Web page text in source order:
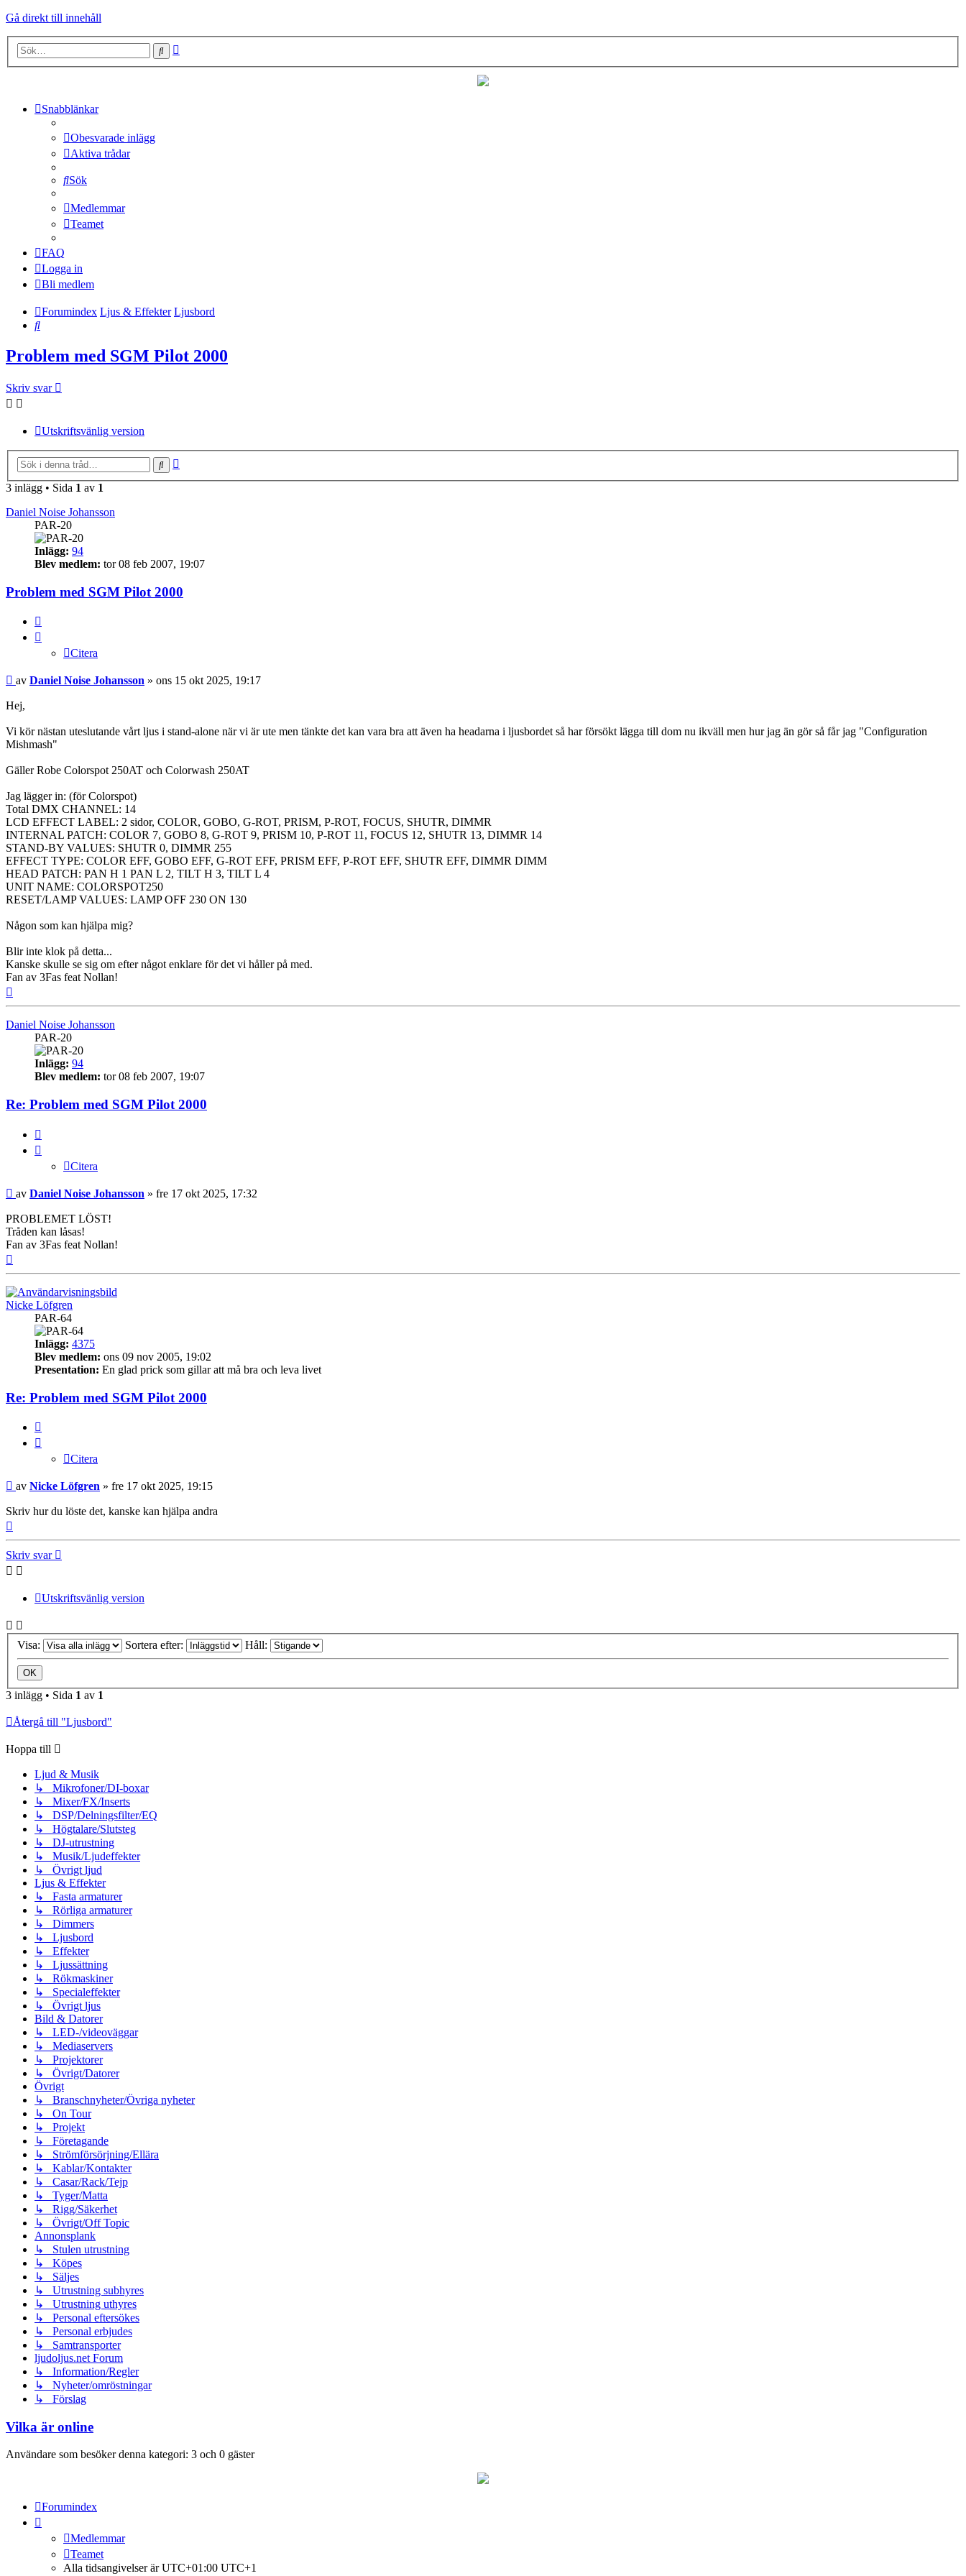
Gå direkt till innehåll
Sök
Snabblänkar
Obesvarade inlägg
Aktiva trådar
Sök
Medlemmar
Teamet
FAQ
Logga in
Bli medlem
Forumindex Ljus & Effekter Ljusbord
Sök
Problem med SGM Pilot 2000
Skriv svar
Utskriftsvänlig version
Sök
3 inlägg • Sida 1 av 1
Daniel Noise Johansson
PAR-20
Inlägg: 94
Blev medlem: tor 08 feb 2007, 19:07
Problem med SGM Pilot 2000
Citera
Inlägg
av Daniel Noise Johansson » ons 15 okt 2025, 19:17
Hej,
Vi kör nästan uteslutande vårt ljus i stand-alone när vi är ute men tänkte det kan vara bra att även ha headarna i ljusbordet så har försökt lägga till dom nu ikväll men hur jag än gör så får jag "Configuration
Mishmash"
Gäller Robe Colorspot 250AT och Colorwash 250AT
Jag lägger in: (för Colorspot)
Total DMX CHANNEL: 14
LCD EFFECT LABEL: 2 sidor, COLOR, GOBO, G-ROT, PRISM, P-ROT, FOCUS, SHUTR, DIMMR
INTERNAL PATCH: COLOR 7, GOBO 8, G-ROT 9, PRISM 10, P-ROT 11, FOCUS 12, SHUTR 13, DIMMR 14
STAND-BY VALUES: SHUTR 0, DIMMR 255
EFFECT TYPE: COLOR EFF, GOBO EFF, G-ROT EFF, PRISM EFF, P-ROT EFF, SHUTR EFF, DIMMR DIMM
HEAD PATCH: PAN H 1 PAN L 2, TILT H 3, TILT L 4
UNIT NAME: COLORSPOT250
RESET/LAMP VALUES: LAMP OFF 230 ON 130
Någon som kan hjälpa mig?
Blir inte klok på detta...
Kanske skulle se sig om efter något enklare för det vi håller på med.
Fan av 3Fas feat Nollan!
Daniel Noise Johansson
PAR-20
Inlägg: 94
Blev medlem: tor 08 feb 2007, 19:07
Re: Problem med SGM Pilot 2000
Citera
Inlägg
av Daniel Noise Johansson » fre 17 okt 2025, 17:32
PROBLEMET LÖST!
Tråden kan låsas!
Fan av 3Fas feat Nollan!
Nicke Löfgren
PAR-64
Inlägg: 4375
Blev medlem: ons 09 nov 2005, 19:02
Presentation: En glad prick som gillar att må bra och leva livet
Re: Problem med SGM Pilot 2000
Citera
Inlägg
av Nicke Löfgren » fre 17 okt 2025, 19:15
Skriv hur du löste det, kanske kan hjälpa andra
Skriv svar
Utskriftsvänlig version
Visa: Sortera efter: Håll:
3 inlägg • Sida 1 av 1
Återgå till "Ljusbord"
Hoppa till
Ljud & Musik
↳ Mikrofoner/DI-boxar
↳ Mixer/FX/Inserts
↳ DSP/Delningsfilter/EQ
↳ Högtalare/Slutsteg
↳ DJ-utrustning
↳ Musik/Ljudeffekter
↳ Övrigt ljud
Ljus & Effekter
↳ Fasta armaturer
↳ Rörliga armaturer
↳ Dimmers
↳ Ljusbord
↳ Effekter
↳ Ljussättning
↳ Rökmaskiner
↳ Specialeffekter
↳ Övrigt ljus
Bild & Datorer
↳ LED-/videoväggar
↳ Mediaservers
↳ Projektorer
↳ Övrigt/Datorer
Övrigt
↳ Branschnyheter/Övriga nyheter
↳ On Tour
↳ Projekt
↳ Företagande
↳ Strömförsörjning/Ellära
↳ Kablar/Kontakter
↳ Casar/Rack/Tejp
↳ Tyger/Matta
↳ Rigg/Säkerhet
↳ Övrigt/Off Topic
Annonsplank
↳ Stulen utrustning
↳ Köpes
↳ Säljes
↳ Utrustning subhyres
↳ Utrustning uthyres
↳ Personal eftersökes
↳ Personal erbjudes
↳ Samtransporter
ljudoljus.net Forum
↳ Information/Regler
↳ Nyheter/omröstningar
↳ Förslag
Vilka är online
Användare som besöker denna kategori: 3 och 0 gäster
Forumindex
Medlemmar
Teamet
Alla tidsangivelser är UTC+01:00 UTC+1